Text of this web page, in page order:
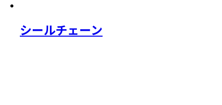
シールチェーン